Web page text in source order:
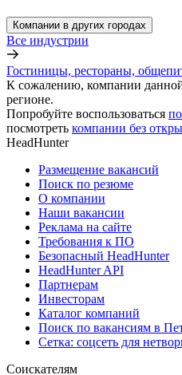
Компании в других городах
Все индустрии
Гостиницы, рестораны,
К сожалению, компании
регионе.
Попробуйте воспользоваться
посмотреть компании без
HeadHunter
Размещение вакансий
Поиск по резюме
О компании
Наши вакансии
Реклама на сайте
Требования к ПО
Безопасный HeadHunter
HeadHunter API
Партнерам
Инвесторам
Каталог компаний
Поиск по вакансиям в
Сетка: соцсеть для
Соискателям